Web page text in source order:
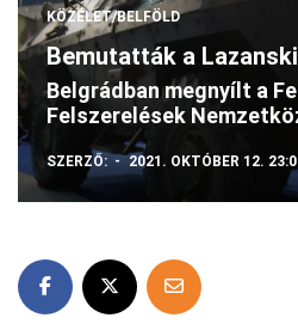
KÖZÉLET/BELFÖLD
Bemutatták a
Belgrádban megnyílt a
Felszerelések
SZERZŐ: 2021. OKTÓBER 12.